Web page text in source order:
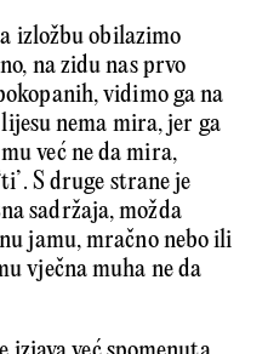
izložbu obilazimo
na zidu nas prvo
vidimo ga na
nema mira, jer ga
već ne da mira,
S druge strane je
sadržaja, možda
jamu, mračno nebo ili
vječna muha ne da